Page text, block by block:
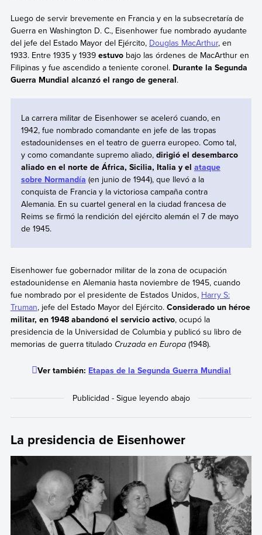
Luego de servir brevemente en Francia y en la subsecretaría de
Guerra en Washington D. C., Eisenhower fue nombrado ayudante
del jefe del Estado Mayor del Ejército, Douglas MacArthur, en
1933. Entre 1935 y 1939 estuvobajo las órdenes de MacArthur en
Filipinas y fue ascendido a teniente coronel. Durante la Segunda
Guerra Mundial alcanzó el rango de general.
La carrera militar de Eisenhower se aceleró cuando, en
1942, fue nombrado comandante en jefe de las tropas
estadounidenses en el teatro de guerra europeo. Como tal,
y como comandante supremo aliado,dirigió el desembarco
aliado en el norte de África, Sicilia, Italia y el ataque
sobre Normandía (en junio de 1944), que llevó a la
conquista de Francia y la victoriosa campaña contra
Alemania. En su cuartel general en la ciudad francesa de
Reims se firmó la rendición del ejército alemán el 7 de mayo
de 1945.
Eisenhower fue gobernador militar de la zona de ocupación
estadounidense en Alemania hasta noviembre de 1945, cuando
fue nombrado por el presidente de Estados Unidos, Harry S:
Truman, jefe del Estado Mayor del Ejército. Considerado un héroe
militar, en 1948 abandonó el servicio activo, ocupó la
presidencia de la Universidad de Columbia y publicó su libro de
memorias de guerra titulado Cruzada en Europa(1948).
Ver también: Etapas de la Segunda Guerra Mundial
La presidencia de Eisenhower